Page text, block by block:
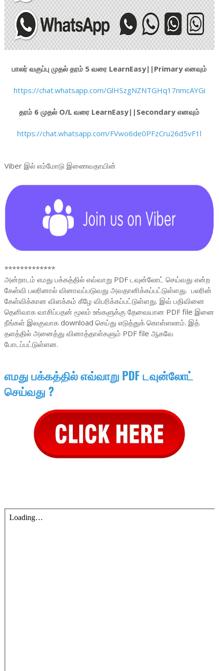
பாலர் வகுப்பு முதல் தரம் 5 வரை LearnEasy||Primary எனவும்
https://chat.whatsapp.com/GlHSzgNZNTGHq17nmcAYGi
தரம் 6 முதல் O/L வரை LearnEasy||Secondary எனவும்
https://chat.whatsapp.com/FVwo6de0PFzCru26d5vF1l
Viber இல் எம்மோடு இணைவதாயின்
*************
அன்றாடம் எமது பக்கத்தில் எவ்வாறு PDF டவுன்லோட் செய்வது என்ற
கேள்வி பலரினால் வினாவப்படுவது அவதானிக்கப்பட்டுள்ளது. பலரின்
கேள்விக்கான விளக்கம் கீழே விபரிக்கப்பட்டுள்ளது. இவ் பதிவினை
தெளிவாக வாசிப்பதன் மூலம் உங்களுக்கு தேவையான PDF file இனை
நீங்கள் இலகுவாக download செய்து எடுத்துக் கொள்ளலாம். இத்
தளத்தில் அனைத்து வினாத்தாள்களும் PDF file ஆகவே
போடப்பட்டுள்ளன.
எமது பக்கத்தில் எவ்வாறு PDF டவுன்லோட்
செய்வது ?